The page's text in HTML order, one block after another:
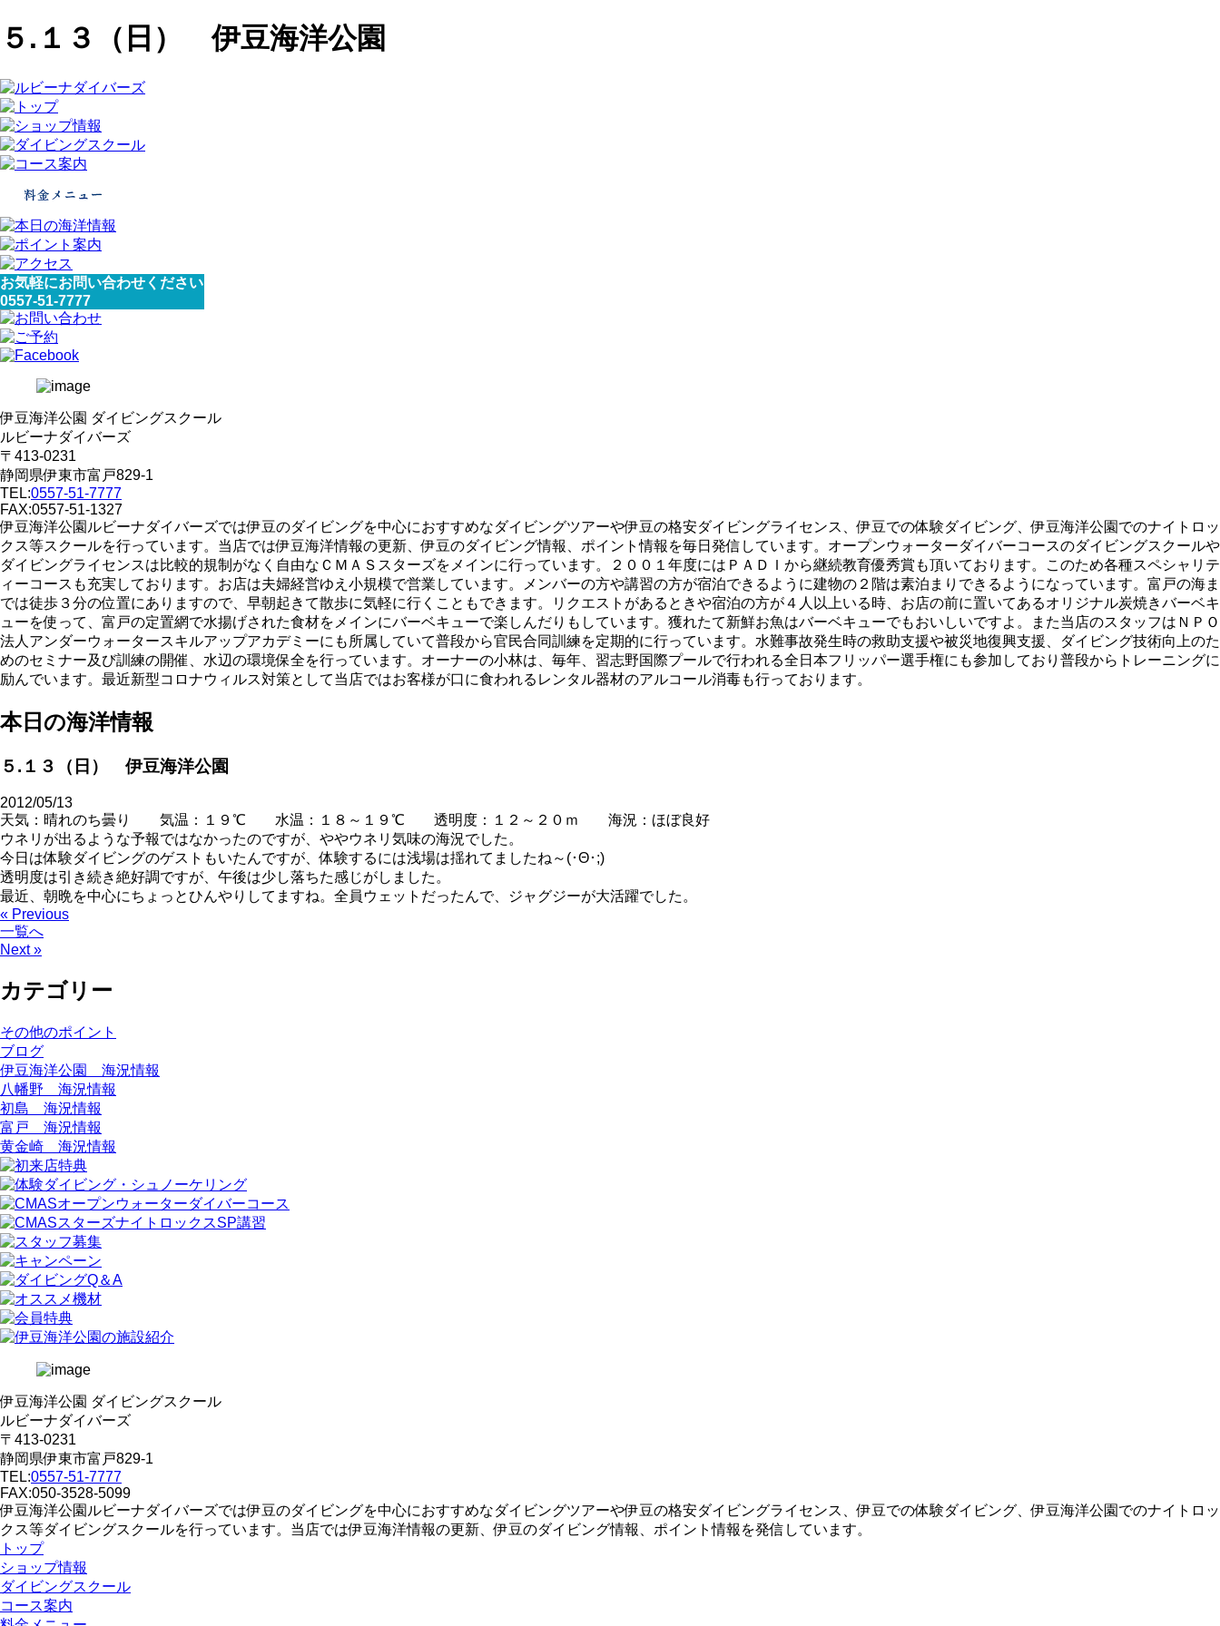
５.１３（日） 伊豆海洋公園
お気軽にお問い合わせください
0557-51-7777
伊豆海洋公園 ダイビングスクール
ルビーナダイバーズ
〒413-0231
静岡県伊東市富戸829-1
TEL:0557-51-7777
FAX:0557-51-1327
伊豆海洋公園ルビーナダイバーズでは伊豆のダイビングを中心におすすめなダイビングツアーや伊豆の格安ダイビングライセンス、伊豆での体験ダイビング、伊豆海洋公園でのナイトロッ
クス等スクールを行っています。当店では伊豆海洋情報の更新、伊豆のダイビング情報、ポイント情報を毎日発信しています。オープンウォーターダイバーコースのダイビングスクールや
ダイビングライセンスは比較的規制がなく自由なＣＭＡＳスターズをメインに行っています。２００１年度にはＰＡＤＩから継続教育優秀賞も頂いております。このため各種スペシャリテ
ィーコースも充実しております。お店は夫婦経営ゆえ小規模で営業しています。メンバーの方や講習の方が宿泊できるように建物の２階は素泊まりできるようになっています。富戸の海ま
では徒歩３分の位置にありますので、早朝起きて散歩に気軽に行くこともできます。リクエストがあるときや宿泊の方が４人以上いる時、お店の前に置いてあるオリジナル炭焼きバーベキ
ューを使って、富戸の定置網で水揚げされた食材をメインにバーベキューで楽しんだりもしています。獲れたて新鮮お魚はバーベキューでもおいしいですよ。また当店のスタッフはＮＰＯ
法人アンダーウォータースキルアップアカデミーにも所属していて普段から官民合同訓練を定期的に行っています。水難事故発生時の救助支援や被災地復興支援、ダイビング技術向上のた
めのセミナー及び訓練の開催、水辺の環境保全を行っています。オーナーの小林は、毎年、習志野国際プールで行われる全日本フリッパー選手権にも参加しており普段からトレーニングに
励んでいます。最近新型コロナウィルス対策として当店ではお客様が口に食われるレンタル器材のアルコール消毒も行っております。
本日の海洋情報
５.１３（日） 伊豆海洋公園
2012/05/13
天気：晴れのち曇り 気温：１９℃ 水温：１８～１９℃ 透明度：１２～２０ｍ 海況：ほぼ良好
ウネリが出るような予報ではなかったのですが、ややウネリ気味の海況でした。
今日は体験ダイビングのゲストもいたんですが、体験するには浅場は揺れてましたね～(･Θ･;)
透明度は引き続き絶好調ですが、午後は少し落ちた感じがしました。
最近、朝晩を中心にちょっとひんやりしてますね。全員ウェットだったんで、ジャグジーが大活躍でした。
« Previous
一覧へ
Next »
カテゴリー
その他のポイント
ブログ
伊豆海洋公園 海況情報
八幡野 海況情報
初島 海況情報
富戸 海況情報
黄金崎 海況情報
伊豆海洋公園 ダイビングスクール
ルビーナダイバーズ
〒413-0231
静岡県伊東市富戸829-1
TEL:0557-51-7777
FAX:050-3528-5099
伊豆海洋公園ルビーナダイバーズでは伊豆のダイビングを中心におすすめなダイビングツアーや伊豆の格安ダイビングライセンス、伊豆での体験ダイビング、伊豆海洋公園でのナイトロッ
クス等ダイビングスクールを行っています。当店では伊豆海洋情報の更新、伊豆のダイビング情報、ポイント情報を発信しています。
トップ
ショップ情報
ダイビングスクール
コース案内